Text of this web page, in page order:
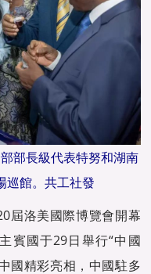
部長級代表特努和湖南
巡館。共工社發
屆洛美國際博覽會開幕
賓國于29日舉行“中國
國精彩亮相，中國駐多